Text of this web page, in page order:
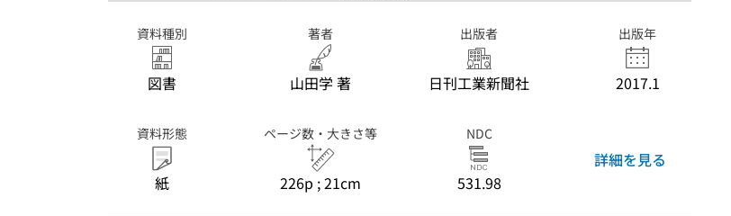
資料種別
図書
著者
山田学 著
出版者
日刊工業新聞社
出版年
2017.1
資料形態
紙
ページ数・大きさ等
226p ; 21cm
NDC
531.98
詳細を見る